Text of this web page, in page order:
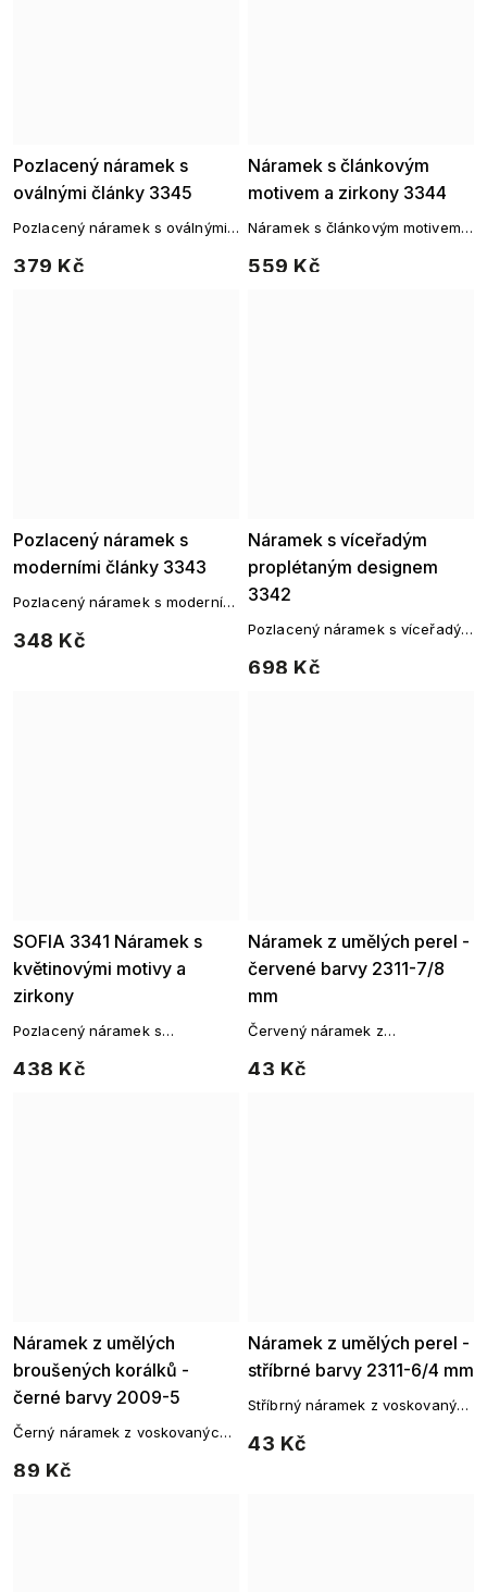
Pozlacený náramek s
oválnými články 3345
379 Kč
Pozlacený náramek s oválnými
Náramek s článkovým
motivem a zirkony 3344
559 Kč
Náramek s článkovým motivem a
Pozlacený náramek s
moderními články 3343
348 Kč
Pozlacený náramek s moderními
Náramek s víceřadým
proplétaným designem
3342
698 Kč
Pozlacený náramek s víceřadým
SOFIA 3341 Náramek s
květinovými motivy a
zirkony
438 Kč
Pozlacený náramek s
Náramek z umělých perel -
červené barvy 2311-7/8
mm
43 Kč
Červený náramek z
Náramek z umělých
broušených korálků -
černé barvy 2009-5
89 Kč
Černý náramek z voskovaných
Náramek z umělých perel -
stříbrné barvy 2311-6/4 mm
43 Kč
Stříbrný náramek z voskovaných